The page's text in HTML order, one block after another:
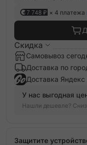
7 748 ₽ × 4 платежа
Скидка
Самовывоз
Доставка по
Доставка Яндекс
У нас выгодная
Нашли дешевле?
Защитите